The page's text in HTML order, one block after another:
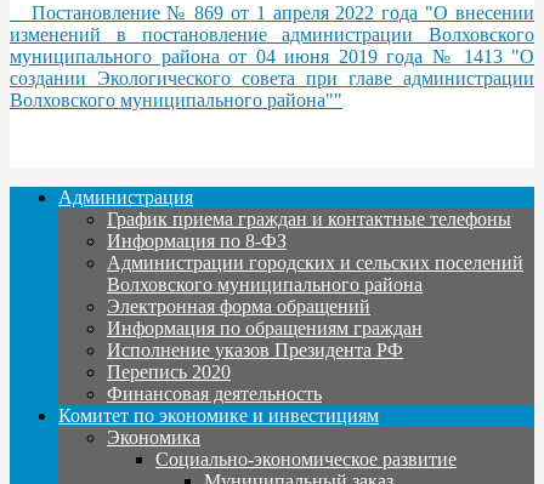
Постановление № 869 от 1 апреля 2022 года "О внесении
изменений в постановление администрации Волховского
муниципального района от 04 июня 2019 года № 1413 "О
создании Экологического совета при главе администрации
Волховского муниципального района""
Администрация
График приема граждан и контактные телефоны
Информация по 8-ФЗ
Администрации городских и сельских поселений
Волховского муниципального района
Электронная форма обращений
Информация по обращениям граждан
Исполнение указов Президента РФ
Перепись 2020
Финансовая деятельность
Комитет по экономике и инвестициям
Экономика
Социально-экономическое развитие